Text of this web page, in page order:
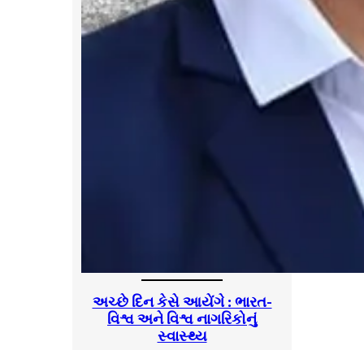
અચ્છે દિન કેસે આયેંગે : ભારત-
વિશ્વ અને વિશ્વ નાગરિકોનું
સ્વાસ્થ્ય